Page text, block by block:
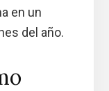
en un
del año.